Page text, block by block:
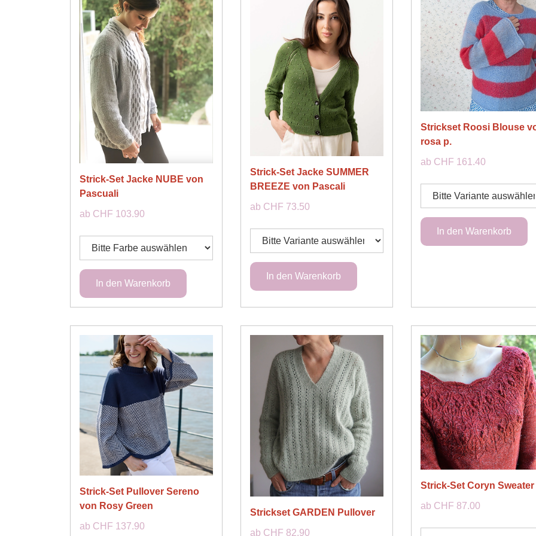
Strick-Set Jacke NUBE von
Pascuali
ab CHF 103.90
Strick-Set Jacke SUMMER
BREEZE von Pascali
ab CHF 73.50
Strickset Roosi Blouse
rosa p.
ab CHF 161.40
Strick-Set Pullover Sereno
von Rosy Green
ab CHF 137.90
Strickset GARDEN Pullover
ab CHF 82.90
Strick-Set Coryn Sweater
ab CHF 87.00